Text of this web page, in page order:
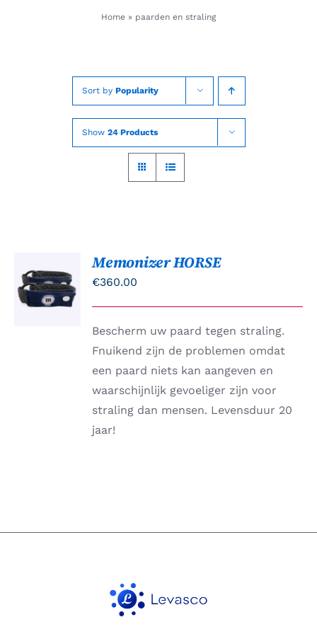
Home » paarden en straling
Sort by Popularity
Show 24 Products
AAN
WINKELWAGEN
/
Memonizer HORSE
€360.00
Bescherm uw paard tegen straling.
Fnuikend zijn de problemen omdat
een paard niets kan aangeven en
waarschijnlijk gevoeliger zijn voor
straling dan mensen. Levensduur 20
jaar!